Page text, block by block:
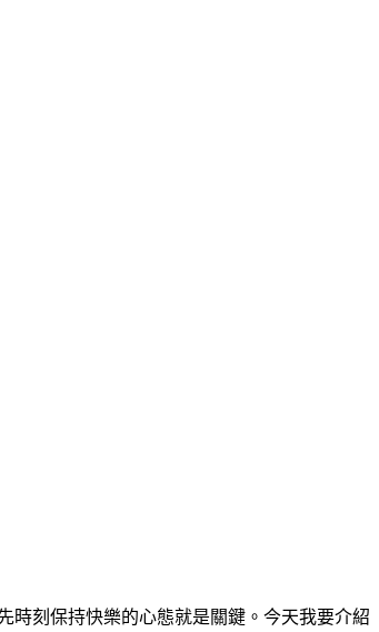
時刻保持快樂的心態就是關鍵。今天我要介紹